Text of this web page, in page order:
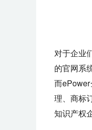
对于企业
的官网系
而
理、商标
知识产权